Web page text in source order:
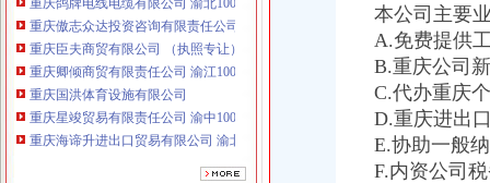
重庆傲志众达投资咨询有限责任公司 渝九1000万 （增资）
重庆臣夫商贸有限公司 （执照专让）
重庆卿倾商贸有限责任公司 渝江100万 （工商注册）
重庆国洪体育设施有限公司
重庆星竣贸易有限责任公司 渝中100万 （进出口权）
重庆海谛升进出口贸易有限公司 渝北100万 （进出口权）
重庆奕欣锦诚商贸有限公司 渝九50万 （工商注册）
重庆信同广告有限公司 渝沙50万 （工商注册）
本公司主要
A.免费提供
B.重庆公司
C.代办重庆
D.重庆进出
E.协助一般
F.内资公司